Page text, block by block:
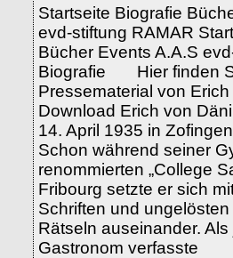
Startseite Biografie
evd-stiftung RAMAR
Bücher Events A.A.S
Biografie Hier finden
Pressematerial von
Download Erich von
14. April 1935 in
Schon während seiner
renommierten „College
Fribourg setzte er sich
Schriften und
Rätseln auseinander. Als
Gastronom verfasste